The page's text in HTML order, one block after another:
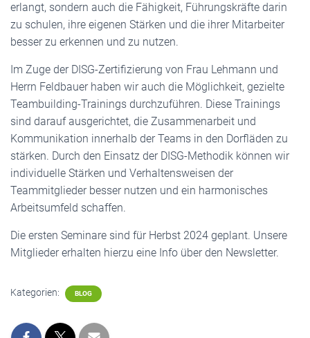
erlangt, sondern auch die Fähigkeit, Führungskräfte darin
zu schulen, ihre eigenen Stärken und die ihrer Mitarbeiter
besser zu erkennen und zu nutzen.
Im Zuge der DISG-Zertifizierung von Frau Lehmann und
Herrn Feldbauer haben wir auch die Möglichkeit, gezielte
Teambuilding-Trainings durchzuführen. Diese Trainings
sind darauf ausgerichtet, die Zusammenarbeit und
Kommunikation innerhalb der Teams in den Dorfläden zu
stärken. Durch den Einsatz der DISG-Methodik können wir
individuelle Stärken und Verhaltensweisen der
Teammitglieder besser nutzen und ein harmonisches
Arbeitsumfeld schaffen.
Die ersten Seminare sind für Herbst 2024 geplant. Unsere
Mitglieder erhalten hierzu eine Info über den Newsletter.
Kategorien: BLOG